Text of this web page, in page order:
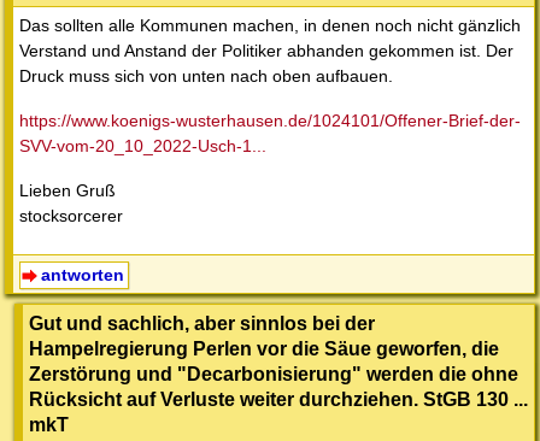
Das sollten alle Kommunen machen, in denen noch nicht gänzlich
Verstand und Anstand der Politiker abhanden gekommen ist. Der
Druck muss sich von unten nach oben aufbauen.
https://www.koenigs-wusterhausen.de/1024101/Offener-Brief-der-
SVV-vom-20_10_2022-Usch-1...
Lieben Gruß
stocksorcerer
antworten
Gut und sachlich, aber sinnlos bei der
Hampelregierung Perlen vor die Säue geworfen, die
Zerstörung und "Decarbonisierung" werden die ohne
Rücksicht auf Verluste weiter durchziehen. StGB 130 ...
mkT